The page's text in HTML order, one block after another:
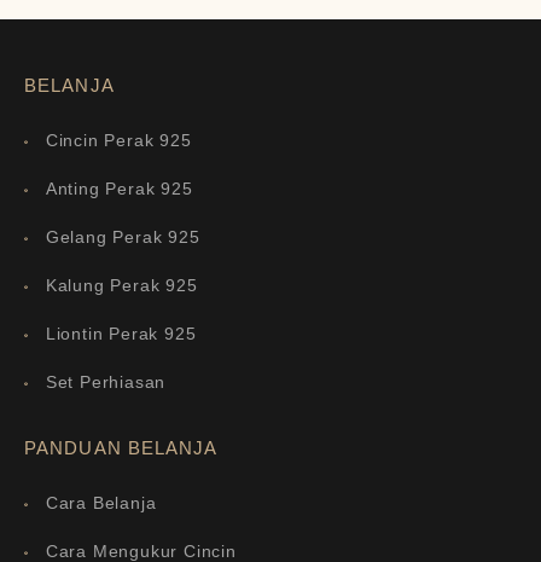
BELANJA
Cincin Perak 925
Anting Perak 925
Gelang Perak 925
Kalung Perak 925
Liontin Perak 925
Set Perhiasan
PANDUAN BELANJA
Cara Belanja
Cara Mengukur Cincin